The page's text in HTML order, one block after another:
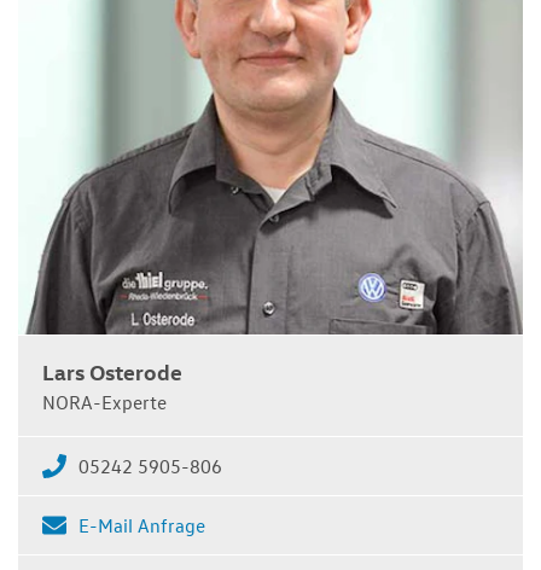
Lars Osterode
NORA-Experte
05242 5905-806
E-Mail Anfrage